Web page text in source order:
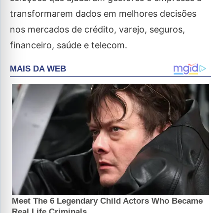
transformarem dados em melhores decisões
nos mercados de crédito, varejo, seguros,
financeiro, saúde e telecom.